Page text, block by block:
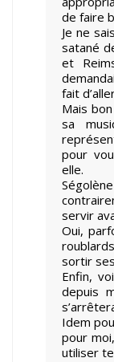
de faire
Je ne
satané
et
fait
Mais
sa
pour
elle.
servir
Oui,
sortir
Enfin,
depuis
Idem
pour
utiliser